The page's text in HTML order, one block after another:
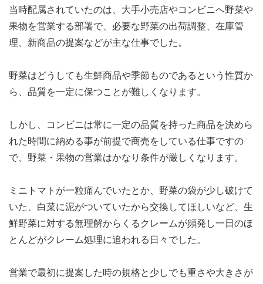
当時配属されていたのは、大手小売店やコンビニへ野菜や
果物を営業する部署で、必要な野菜の出荷調整、在庫管
理、新商品の提案などが主な仕事でした。
野菜はどうしても生鮮商品や季節ものであるという性質か
ら、品質を一定に保つことが難しくなります。
しかし、コンビニは常に一定の品質を持った商品を決めら
れた時間に納める事が前提で商売をしている仕事ですの
で、野菜・果物の営業はかなり条件が厳しくなります。
ミニトマトが一粒痛んでいたとか、野菜の袋が少し破けて
いた、白菜に泥がついていたから交換してほしいなど、生
鮮野菜に対する無理解からくるクレームが頻発し一日のほ
とんどがクレーム処理に追われる日々でした。
営業で最初に提案した時の規格と少しでも重さや大きさが